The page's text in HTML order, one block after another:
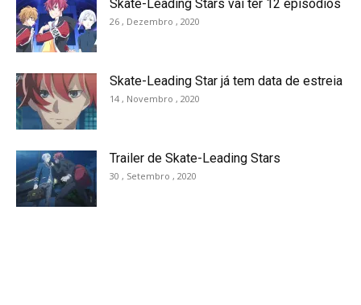
Skate-Leading Stars vai ter 12 episódios
26 , Dezembro , 2020
Skate-Leading Star já tem data de estreia
14 , Novembro , 2020
Trailer de Skate-Leading Stars
30 , Setembro , 2020